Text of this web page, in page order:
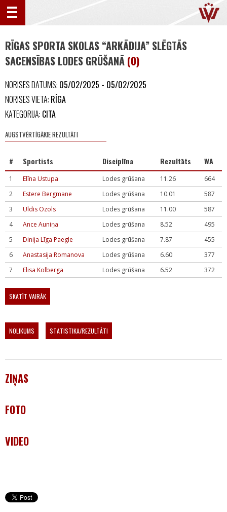
RĪGAS SPORTA SKOLAS “ARKĀDIJA” SLĒGTĀS
SACENSĪBAS LODES GRŪŠANĀ (0)
NORISES DATUMS: 05/02/2025 - 05/02/2025
NORISES VIETA: RĪGA
KATEGORIJA: CITA
AUGSTVĒRTĪGĀKIE REZULTĀTI
# Sportists Disciplīna Rezultāts WA
1 Elīna Ustupa Lodes grūšana 11.26
664
2
Estere Bergmane Lodes grūšana 10.01
587
3
Uldis Ozols Lodes grūšana 11.00
587
4
Ance Auniņa Lodes grūšana 8.52
495
5
Dinija Līga Paegle Lodes grūšana 7.87
455
6
Anastasija Romanova Lodes grūšana 6.60
377
7
Elisa Kolberga Lodes grūšana 6.52 372
SKATĪT VAIRĀK
NOLIKUMS STATISTIKA/REZULTĀTI
ZIŅAS
FOTO
VIDEO